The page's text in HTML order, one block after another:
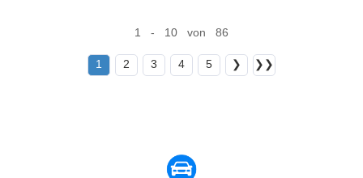
1 - 10 von 86
1 2 3 4 5 ❯ ❯❯